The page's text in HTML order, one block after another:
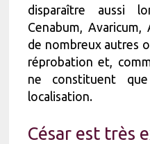
disparaître aussi
Cenabum,
de nombreux autres
réprobation et,
ne constituent
localisation.
César est très